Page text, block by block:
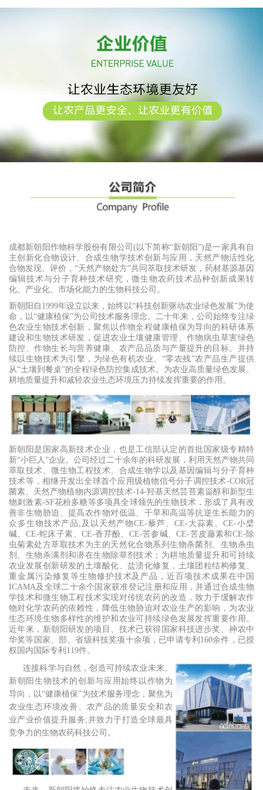
成都新朝阳作物科学股份有限公司(以下简称“新朝阳”)是一家具有自
主创新化合物设计、合成生物学技术创新与应用，天然产物活性化
合物发现、评价，“天然产物处方”共同萃取技术研发，药材基源基因
编辑技术与分子育种技术研究，微生物农药技术品种创新成果转
化、产业化、市场化能力的生物科技公司。
新朝阳自1999年设立以来，始终以“科技创新驱动农业绿色发展”为使
命，以“健康植保”为公司技术服务理念。二十年来，公司始终专注绿
色农业生物技术创新，聚焦以作物全程健康植保为导向的科研体系
建设和生物技术研发，促进农业土壤健康管理、作物病虫草害绿色
防控、作物生长与营养健康、农产品品质与产量提升的目标。并持
续以生物技术为引擎，为绿色有机农业、“零农残”农产品生产提供
从“土壤到餐桌”的全程绿色防控集成技术。为农业高质量绿色发展、
耕地质量提升和减轻农业生态环境压力持续发挥重要的作用。
新朝阳是国家高新技术企业，也是工信部认定的首批国家级专精特
新“小巨人”企业。公司经过二十余年的科研发展，利用天然产物共同
萃取技术、微生物工程技术、合成生物学以及基因编辑与分子育种
技术等，相继开发出全球首个应用级植物信号分子调控技术-COR冠
菌素、天然产物植物内源调控技术-14-羟基天然芸苔素甾醇和新型生
物刺激素-SF花粉多糖等多项具全球领先的生物技术，形成了具有改
善非生物胁迫、提高农作物对低温、干旱和高温等抗逆生长能力的
众多生物技术产品;及以天然产物CE-藜芦、CE-大蒜素、CE-小檗
碱、CE-蛇床子素、CE-香芹酚、CE-苦参碱、CE-苦皮藤素和CE-除
虫菊素处方萃取技术为主的天然化合物系列生物杀菌剂、生物杀虫
剂、生物杀满剂和潜在生物除草剂技术；为耕地质量提升和可持续
农业发展创新研发的土壤酸化、盐渍化修复，土壤团粒结构修复、
重金属污染修复等生物修护技术及产品，近百项技术成果在中国
ICAMA及全球二十余个国家获准登记注册和应用，并通过合成生物
学技术和微生物工程技术实现对传统农药的改造，致力于缓解农作
物对化学农药的依赖性，降低生物胁迫对农业生产的影响，为农业
生态环境生物多样性的维护和农业可持续绿色发展发挥重要作用。
近年来，新朝阳研发的项目、技术已获得国家科技进步奖、神农中
华奖等国家、部、省级科技奖项十余项，已申请专利160余件，已授
权国内国际专利119件。
连接科学与自然，创造可持续农业未来。
新朝阳生物技术的创新与应用始终以作物为
导向，以“健康植保”为技术服务理念，聚焦为
农业生态环境改善、农产品的质量安全和农
业产业价值提升服务;并致力于打造全球最具
竞争力的生物农药科技公司。